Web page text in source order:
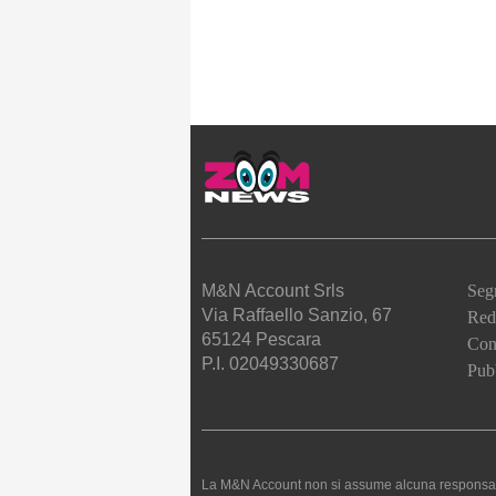
M&N Account Srls
Via Raffaello Sanzio, 67
65124 Pescara
P.I. 02049330687
La M&N Account non si assume alcuna